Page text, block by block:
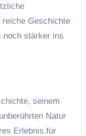
reiche Geschichte
noch stärker ins
seinem
Natur
Erlebnis für